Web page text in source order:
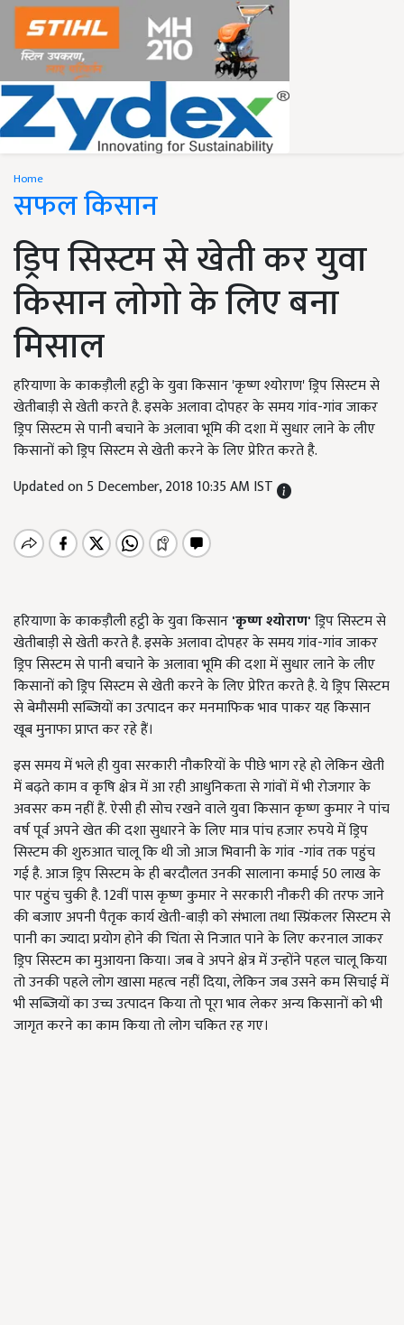
Home
सफल किसान
ड्रिप सिस्टम से खेती कर युवा
किसान लोगो के लिए बना
मिसाल
हरियाणा के काकड़ौली हट्ठी के युवा किसान 'कृष्ण श्योराण' ड्रिप सिस्टम से
खेतीबाड़ी से खेती करते है. इसके अलावा दोपहर के समय गांव-गांव जाकर
ड्रिप सिस्टम से पानी बचाने के अलावा भूमि की दशा में सुधार लाने के लीए
किसानों को ड्रिप सिस्टम से खेती करने के लिए प्रेरित करते है.
Updated on 5 December, 2018 10:35 AM IST
हरियाणा के काकड़ौली हट्ठी के युवा किसान'कृष्ण श्योराण'ड्रिप सिस्टम से
खेतीबाड़ी से खेती करते है. इसके अलावा दोपहर के समय गांव-गांव जाकर
ड्रिप सिस्टम से पानी बचाने के अलावा भूमि की दशा में सुधार लाने के लीए
किसानों को ड्रिप सिस्टम से खेती करने के लिए प्रेरित करते है. ये ड्रिप सिस्टम
से बेमौसमी सब्जियों का उत्पादन कर मनमाफिक भाव पाकर यह किसान
खूब मुनाफा प्राप्त कर रहे हैं।
इस समय में भले ही युवा सरकारी नौकरियों के पीछे भाग रहे हो लेकिन खेती
में बढ़ते काम व कृषि क्षेत्र में आ रही आधुनिकता से गांवों में भी रोजगार के
अवसर कम नहीं हैं. ऐसी ही सोच रखने वाले युवा किसान कृष्ण कुमार ने पांच
वर्ष पूर्व अपने खेत की दशा सुधारने के लिए मात्र पांच हजार रुपये में ड्रिप
सिस्टम की शुरुआत चालू कि थी जो आज भिवानी के गांव -गांव तक पहुंच
गई है. आज ड्रिप सिस्टम के ही बरदौलत उनकी सालाना कमाई 50 लाख के
पार पहुंच चुकी है. 12वीं पास कृष्ण कुमार ने सरकारी नौकरी की तरफ जाने
की बजाए अपनी पैतृक कार्य खेती-बाड़ी को संभाला तथा स्प्रिंकलर सिस्टम से
पानी का ज्यादा प्रयोग होने की चिंता से निजात पाने के लिए करनाल जाकर
ड्रिप सिस्टम का मुआयना किया। जब वे अपने क्षेत्र में उन्होंने पहल चालू किया
तो उनकी पहले लोग खासा महत्व नहीं दिया, लेकिन जब उसने कम सिचाई में
भी सब्जियों का उच्च उत्पादन किया तो पूरा भाव लेकर अन्य किसानों को भी
जागृत करने का काम किया तो लोग चकित रह गए।